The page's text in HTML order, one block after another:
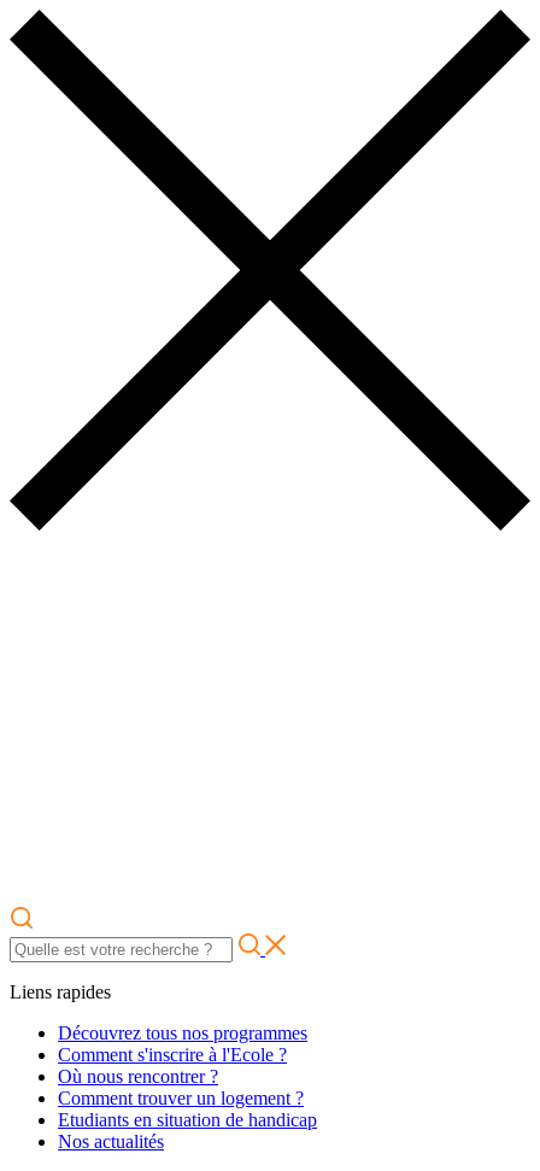
Liens rapides
Découvrez tous nos programmes
Comment s'inscrire à l'Ecole ?
Où nous rencontrer ?
Comment trouver un logement ?
Etudiants en situation de handicap
Nos actualités